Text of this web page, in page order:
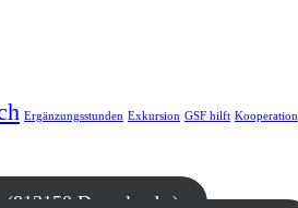
Ergänzungsstunden Exkursion GSF hilft Kooperation
Downloads )